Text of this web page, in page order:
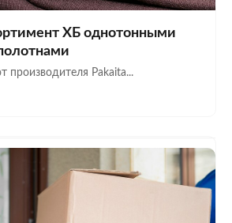
ХБ однотонными
производителя Pakaita...